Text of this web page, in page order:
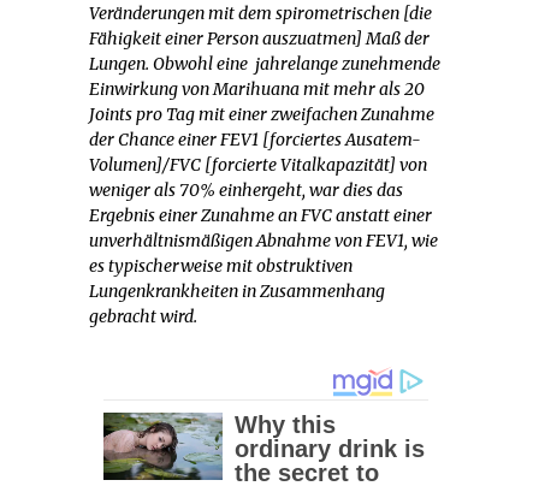
Veränderungen mit dem spirometrischen [die
Fähigkeit einer Person auszuatmen] Maß der
Lungen. Obwohl eine jahrelange zunehmende
Einwirkung von Marihuana mit mehr als 20
Joints pro Tag mit einer zweifachen Zunahme
der Chance einer FEV1 [forciertes Ausatem-
Volumen]/FVC [forcierte Vitalkapazität] von
weniger als 70% einhergeht, war dies das
Ergebnis einer Zunahme an FVC anstatt einer
unverhältnismäßigen Abnahme von FEV1, wie
es typischerweise mit obstruktiven
Lungenkrankheiten in Zusammenhang
gebracht wird.